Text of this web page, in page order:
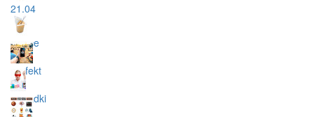
21.04
owoce
perfekt
wypadki